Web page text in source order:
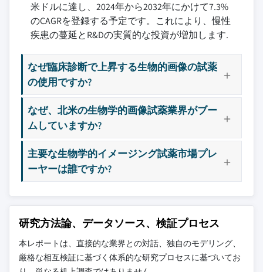
米ドルに達し、2024年から2032年にかけて7.3%
のCAGRを登録する予定です。これにより、慢性
疾患の蔓延とR&Dの実質的な投資が増加します.
なぜ臨床診断で上昇する生物的画像の試薬
の使用ですか?
なぜ、北米の生物学的画像試薬業界がブー
ムしていますか?
主要な生物学的イメージング試薬市場プレ
ーヤーは誰ですか?
研究方法論、データソース、検証プロセス
本レポートは、直接的な業界との対話、独自のモデリング、
厳格な相互検証に基づく体系的な研究プロセスに基づいてお